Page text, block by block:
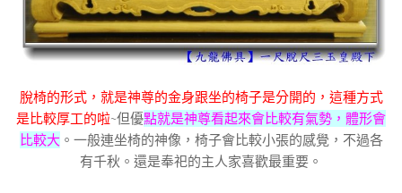
脫椅的形式，就是神尊的金身跟坐的椅子是分開的，這種方式
是比較厚工的啦~但優點就是神尊看起來會比較有氣勢，體形會
比較大。一般連坐椅的神像，椅子會比較小張的感覺，不過各
有千秋。還是奉祀的主人家喜歡最重要。